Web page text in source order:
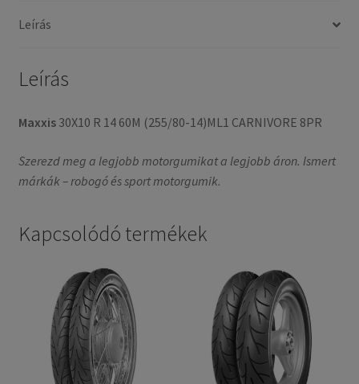
Leírás
Leírás
Maxxis30X10 R 14 60M (255/80-14)ML1 CARNIVORE 8PR
Szerezd meg a legjobb motorgumikat a legjobb áron. Ismert
márkák – robogó és sport motorgumik.
Kapcsolódó termékek